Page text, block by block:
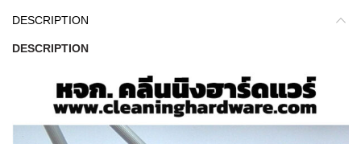
DESCRIPTION
DESCRIPTION